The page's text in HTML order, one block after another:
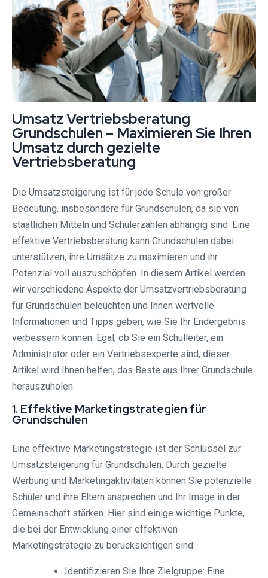
Umsatz Vertriebsberatung
Grundschulen – Maximieren Sie Ihren
Umsatz durch gezielte
Vertriebsberatung
Die Umsatzsteigerung ist für jede Schule von großer
Bedeutung, insbesondere für Grundschulen, da sie von
staatlichen Mitteln und Schülerzahlen abhängig sind. Eine
effektive Vertriebsberatung kann Grundschulen dabei
unterstützen, ihre Umsätze zu maximieren und ihr
Potenzial voll auszuschöpfen. In diesem Artikel werden
wir verschiedene Aspekte der Umsatzvertriebsberatung
für Grundschulen beleuchten und Ihnen wertvolle
Informationen und Tipps geben, wie Sie Ihr Endergebnis
verbessern können. Egal, ob Sie ein Schulleiter, ein
Administrator oder ein Vertriebsexperte sind, dieser
Artikel wird Ihnen helfen, das Beste aus Ihrer Grundschule
herauszuholen.
1. Effektive Marketingstrategien für
Grundschulen
Eine effektive Marketingstrategie ist der Schlüssel zur
Umsatzsteigerung für Grundschulen. Durch gezielte
Werbung und Marketingaktivitäten können Sie potenzielle
Schüler und ihre Eltern ansprechen und Ihr Image in der
Gemeinschaft stärken. Hier sind einige wichtige Punkte,
die bei der Entwicklung einer effektiven
Marketingstrategie zu berücksichtigen sind:
Identifizieren Sie Ihre Zielgruppe: Eine